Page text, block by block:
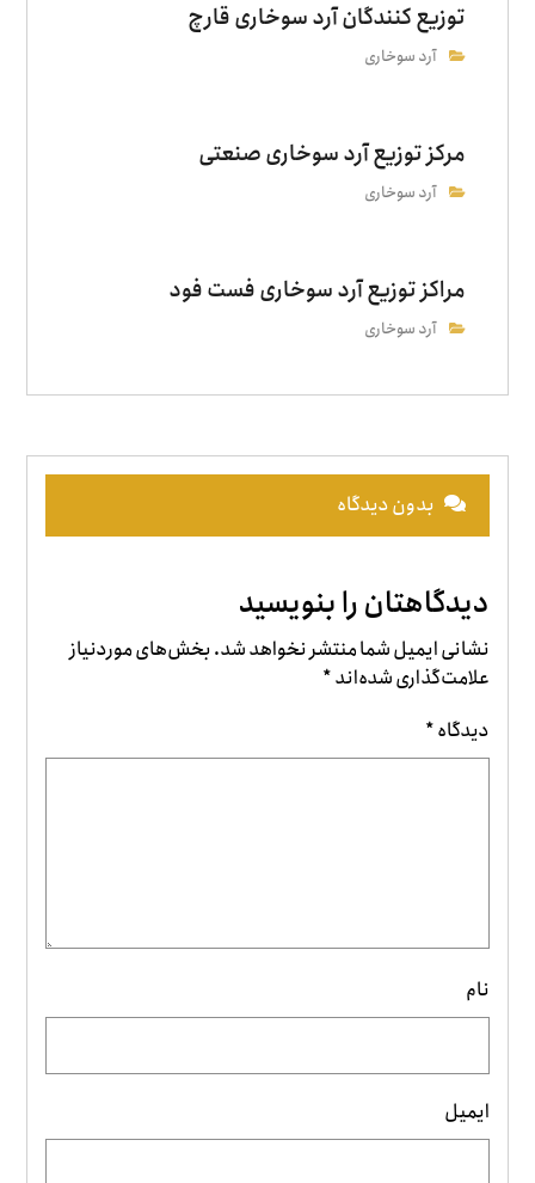
توزیع‌ کنندگان آرد سوخاری قارچ
آرد سوخاری
مرکز توزیع آرد سوخاری صنعتی
آرد سوخاری
مراکز توزیع آرد سوخاری فست فود
آرد سوخاری
بدون دیدگاه
دیدگاهتان را بنویسید
نشانی ایمیل شما منتشر نخواهد شد.بخش‌های موردنیاز
علامت‌گذاری شده‌اند*
دیدگاه*
نام
ایمیل